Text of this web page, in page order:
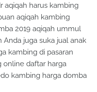
aqiqah harus kambing
aqiqah kambing
2019 aqiqah ummul
juga suka jual anak
kambing di pasaran
online daftar harga
kambing harga domba